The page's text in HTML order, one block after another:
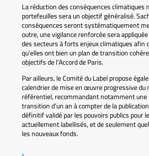
La réduction des conséquences climatiques
portefeuilles sera un objectif généralisé.
conséquences seront systématiquement
outre, une vigilance renforcée sera
des secteurs à forts enjeux climatiques afin
qu’elles ont bien un plan de transition
objectifs de l’Accord de Paris.
Par ailleurs, le Comité du Label propose
calendrier de mise en œuvre progressive du
référentiel, recommandant notamment une
transition d’un an à compter de la
définitif validé par les pouvoirs publics pour
actuellement labellisés, et de seulement
les nouveaux fonds.